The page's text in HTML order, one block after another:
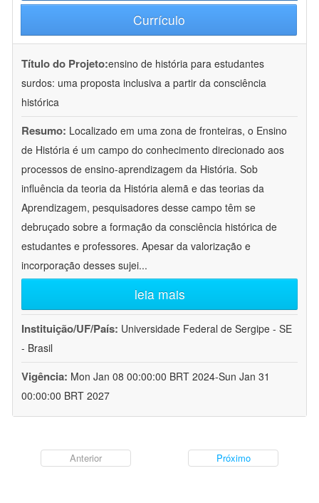
Currículo
Título do Projeto:ensino de história para estudantes
surdos: uma proposta inclusiva a partir da consciência
histórica
Resumo: Localizado em uma zona de fronteiras, o Ensino
de História é um campo do conhecimento direcionado aos
processos de ensino-aprendizagem da História. Sob
influência da teoria da História alemã e das teorias da
Aprendizagem, pesquisadores desse campo têm se
debruçado sobre a formação da consciência histórica de
estudantes e professores. Apesar da valorização e
incorporação desses sujei...
leia mais
Instituição/UF/País: Universidade Federal de Sergipe - SE
- Brasil
Vigência: Mon Jan 08 00:00:00 BRT 2024-Sun Jan 31
00:00:00 BRT 2027
Anterior Próximo